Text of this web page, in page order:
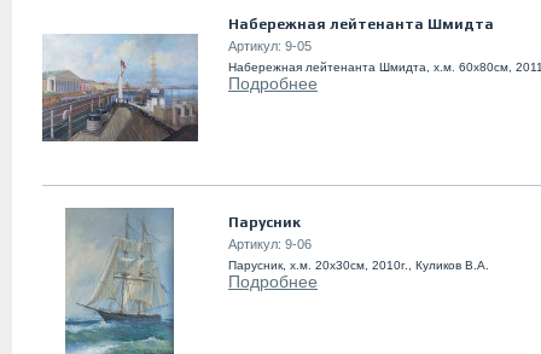
Набережная лейтенанта Шмидта
Артикул: 9-05
Набережная лейтенанта Шмидта, х.м. 60х80см,
Подробнее
Парусник
Артикул: 9-06
Парусник, х.м. 20х30см, 2010г., Куликов В.А.
Подробнее